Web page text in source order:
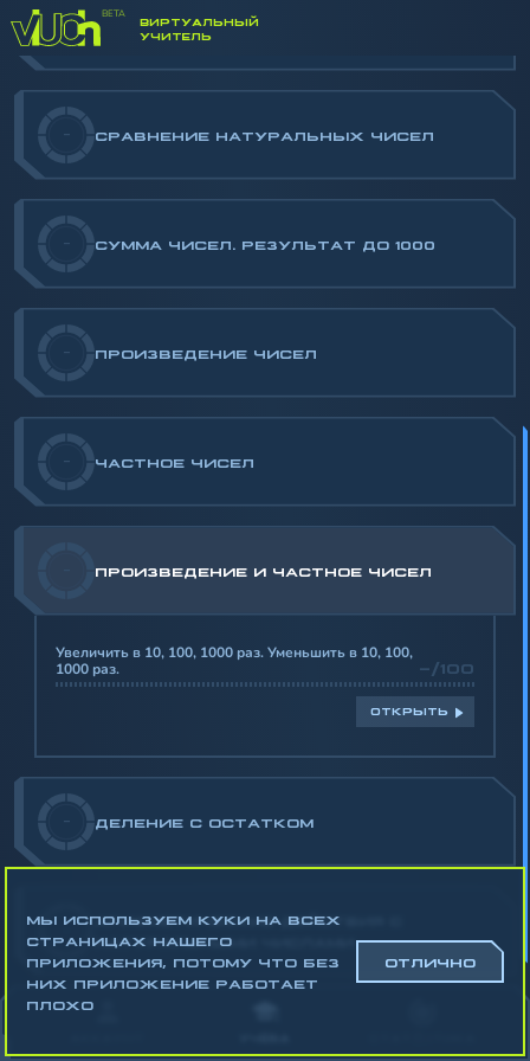
ВИРТУАЛЬНЫЙ
УЧИТЕЛЬ
- НАТУРАЛЬНЫЕ ЧИСЛА. ОБЩИЕ ПОНЯТИЯ
- СРАВНЕНИЕ НАТУРАЛЬНЫХ ЧИСЕЛ
- СУММА ЧИСЕЛ. РЕЗУЛЬТАТ ДО 1000
- ПРОИЗВЕДЕНИЕ ЧИСЕЛ
- ЧАСТНОЕ ЧИСЕЛ
ПРОИЗВЕДЕНИЕ И ЧАСТНОЕ ЧИСЕЛ
Увеличить в 10, 100, 1000 раз. Уменьшить в 10, 100,
1000 раз.
-/100
ОТКРЫТЬ
- ДЕЛЕНИЕ С ОСТАТКОМ
АРИФМЕТИЧЕСКИЕ ДЕЙСТВИЯ С
НАТУРАЛЬНЫМИ ЧИСЛАМИ
Математика
Геометрия
МЫ ИСПОЛЬЗУЕМ КУКИ НА ВСЕХ
СТРАНИЦАХ НАШЕГО
ПРИЛОЖЕНИЯ, ПОТОМУ ЧТО БЕЗ
НИХ ПРИЛОЖЕНИЕ РАБОТАЕТ
ПЛОХО
ОТЛИЧНО